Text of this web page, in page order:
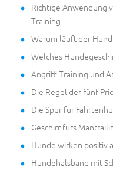
Richtige Anwendung
Training
Warum läuft der
Welches
Angriff Training und
Die Regel der fünf
Die Spur für
Geschirr fürs
Hunde wirken positiv
Hundehalsband mit